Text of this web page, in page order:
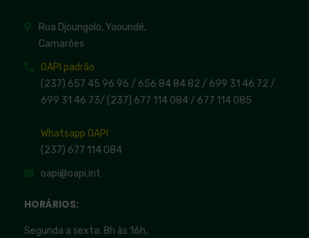
Rua Djoungolo, Yaoundé,
Camarões
OAPI padrão
(237) 657 45 96 96 / 656 84 84 82 / 699 31 46 72 /
699 31 46 73/ (237) 677 114 084 / 677 114 085
Whatsapp OAPI
(237) 677 114 084
oapi@oapi.int
HORÁRIOS:
Segunda a sexta: 8h às 16h,